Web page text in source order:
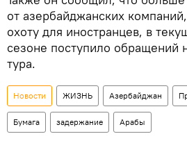
от азербайджанских
охоту для иностранцев, в
сезоне поступило обращений
тура.
Новости ЖИЗНЬ Азербайджан
Бумага задержание Арабы